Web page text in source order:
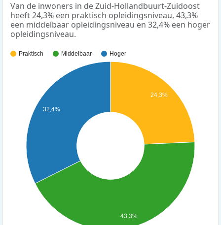
Van de inwoners in de Zuid-Hollandbuurt-Zuidoost
heeft 24,3% een praktisch opleidingsniveau, 43,3%
een middelbaar opleidingsniveau en 32,4% een hoger
opleidingsniveau.
Praktisch Middelbaar Hoger
24,3%
32,4%
43,3%